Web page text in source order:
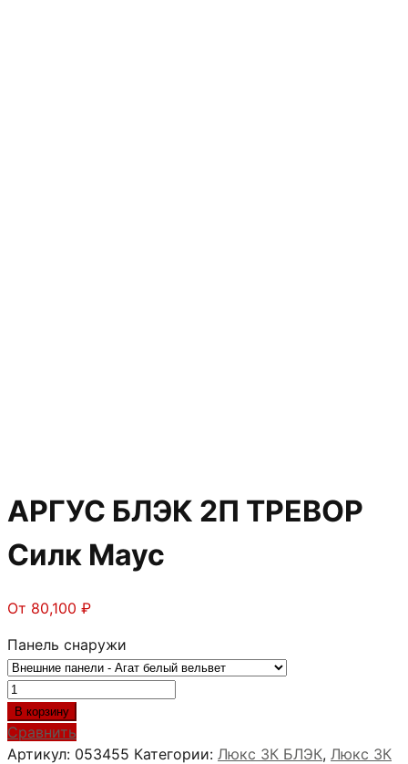
АРГУС БЛЭК 2П ТРЕВОР
Силк Маус
От 80,100 ₽
Панель снаружи
Количество
товара
АРГУС
БЛЭК
В корзину
Сравнить
Артикул: 053455 Категории: Люкс 3К БЛЭК, Люкс 3К